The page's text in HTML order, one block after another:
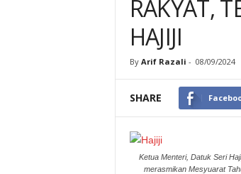
RAKYAT,
HAJIJI
By Arif Razali - 08/09/2024
SHARE
Ketua Menteri, Datuk Seri
merasmikan Mesyuarat